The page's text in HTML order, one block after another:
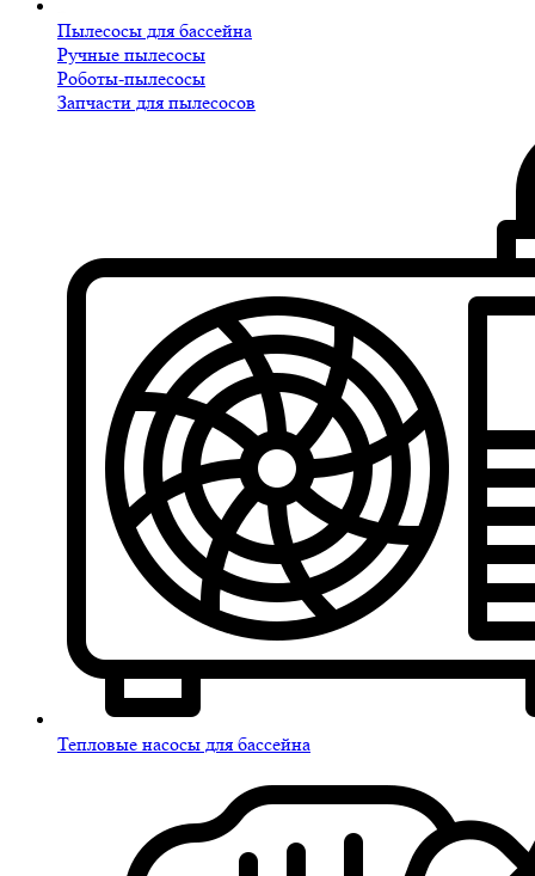
Пылесосы для бассейна
Ручные пылесосы
Роботы-пылесосы
Запчасти для пылесосов
Тепловые насосы для бассейна